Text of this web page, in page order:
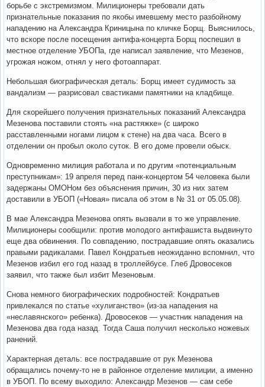
борьбе с экстремизмом. Милиционеры требовали дать
признательные показания по якобы имевшему место разбойному
нападению на Александра Криницына по кличке Борщ. Выяснилось,
что вскоре после посещения антифа-концерта Борщ поспешил в
местное отделение УБОПа, где написал заявление, что Мезенов,
угрожая ножом, отнял у него фотоаппарат.
Небольшая биографическая деталь: Борщ имеет судимость за
вандализм — разрисовал свастиками памятники на кладбище.
Для скорейшего получения признательных показаний Александра
Мезенова поставили стоять «на растяжке» (с широко
расставленными ногами лицом к стене) на два часа. Всего в
отделении он пробыл около суток. В его доме провели обыск.
Одновременно милиция работала и по другим «потенциальным
преступникам»: 19 апреля перед панк-концертом 54 человека были
задержаны ОМОНом без объяснения причин, 30 из них затем
доставили в УБОП («Новая» писала об этом в № 31 от 05.05.08).
В мае Александра Мезенова опять вызвали в то же управление.
Милиционеры сообщили: против молодого антифашиста выдвинуто
еще два обвинения. По совпадению, пострадавшие опять оказались
правыми радикалами. Павел Кондратьев неожиданно вспомнил, что
Мезенов избил его год назад в троллейбусе. Глеб Дровосеков
заявил, что также был избит Мезеновым.
Снова немного биографических подробностей: Кондратьев
привлекался по статье «хулиганство» (из-за нападения на
«неславянского» ребенка). Дровосеков — участник нападения на
Мезенова два года назад. Тогда Саша получил несколько ножевых
ранений.
Характерная деталь: все пострадавшие от рук Мезенова
обращались почему-то не в районное отделение милиции, а именно
в УБОП. По всему выходило: Александр Мезенов — сам себе